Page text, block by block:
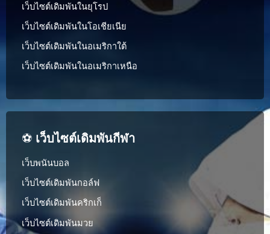
เว็บไซต์เดิมพันในยุโรป
เว็บไซต์เดิมพันในโอเชียเนีย
เว็บไซต์เดิมพันในอเมริกาใต้
เว็บไซต์เดิมพันในอเมริกาเหนือ
⚽ เว็บไซต์เดิมพันกีฬา
เว็บพนันบอล
เว็บไซต์เดิมพันกอล์ฟ
เว็บไซต์เดิมพันคริกเก็
เว็บไซต์เดิมพันมวย